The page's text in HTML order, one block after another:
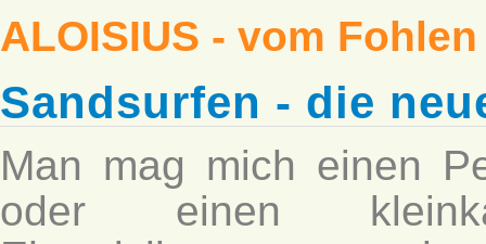
ALOISIUS - vom
Sandsurfen - die
Man mag mich einen
oder einen